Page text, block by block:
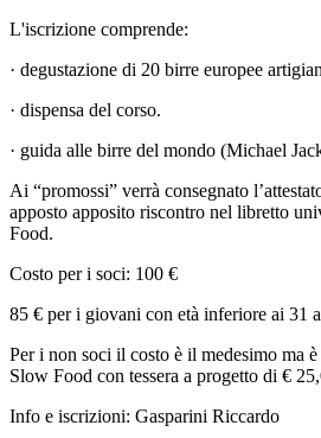
L'iscrizione comprende:
· degustazione di 20 birre europee
· dispensa del corso.
· guida alle birre del mondo (Michael
Ai “promossi” verrà consegnato
apposto apposito riscontro nel libretto
Food.
Costo per i soci: 100 €
85 € per i giovani con età inferiore ai 31
Per i non soci il costo è il medesimo ma
Slow Food con tessera a progetto di €
Info e iscrizioni: Gasparini Riccardo